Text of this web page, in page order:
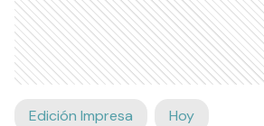
Edición Impresa Hoy